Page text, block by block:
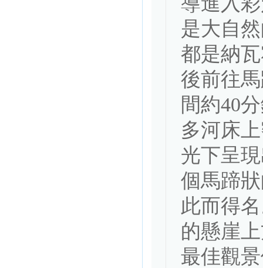
是大自
都是納
後前往
間約40
多河床
光下呈
個馬蹄
此而得
的懸崖
最佳觀